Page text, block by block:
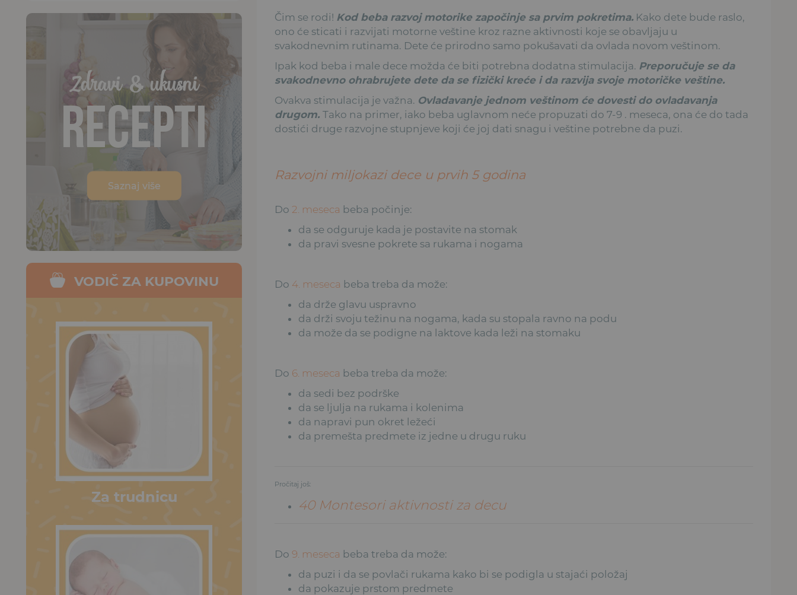
Zdravi & ukusni
Recepti
Saznaj više
VODIČ ZA KUPOVINU
Za trudnicu
Čim se rodi! Kod beba razvoj motorike započinje sa prvim pokretima. Kako dete bude raslo,
ono će sticati i razvijati motorne veštine kroz razne aktivnosti koje se obavljaju u
svakodnevnim rutinama. Dete će prirodno samo pokušavati da ovlada novom veštinom.
Ipak kod beba i male dece možda će biti potrebna dodatna stimulacija. Preporučuje se da
svakodnevno ohrabrujete dete da se fizički kreće i da razvija svoje motoričke veštine.
Ovakva stimulacija je važna. Ovladavanje jednom veštinom će dovesti do ovladavanja
drugom.Tako na primer, iako beba uglavnom neće propuzati do 7-9 . meseca, ona će do tada
dostići druge razvojne stupnjeve koji će joj dati snagu i veštine potrebne da puzi.
Razvojni miljokazi dece u prvih 5 godina
Do 2. meseca beba počinje:
da se odguruje kada je postavite na stomak
da pravi svesne pokrete sa rukama i nogama
Do 4. meseca beba treba da može:
da drže glavu uspravno
da drži svoju težinu na nogama, kada su stopala ravno na podu
da može da se podigne na laktove kada leži na stomaku
Do 6. meseca beba treba da može:
da sedi bez podrške
da se ljulja na rukama i kolenima
da napravi pun okret ležeći
da premešta predmete iz jedne u drugu ruku
Pročitaj još:
40 Montesori aktivnosti za decu
Do9. meseca beba treba da može:
da puzi i da se povlači rukama kako bi se podigla u stajaći položaj
da pokazuje prstom predmete